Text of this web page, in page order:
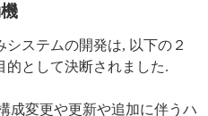
ステムの開発は, 以下の２
的として決断されました.
成変更や更新や追加に伴うハ